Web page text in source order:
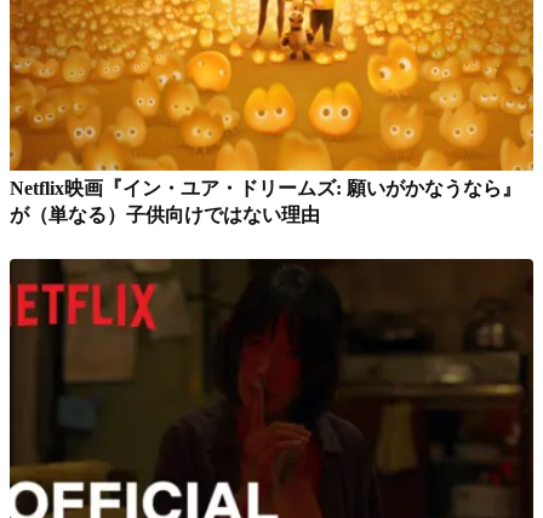
Netflix映画『イン・ユア・ドリームズ: 願いがかなうなら』
が（単なる）子供向けではない理由